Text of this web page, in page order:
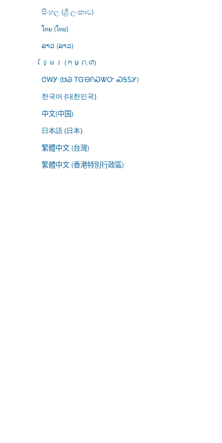
සිංහල (ශ්‍රී ලංකාව)
ไทย (ไทย)
ລາວ (ລາວ)
ខ្មែរ (កម្ពុជា)
ᏣᎳᎩ (ᏌᏊ ᎢᏳᎾᎵᏍᏔᏅ ᏍᎦᏚᎩ)
한국어 (대한민국)
中文(中国)
日本語 (日本)
繁體中文 (台灣)
繁體中文 (香港特別行政區)